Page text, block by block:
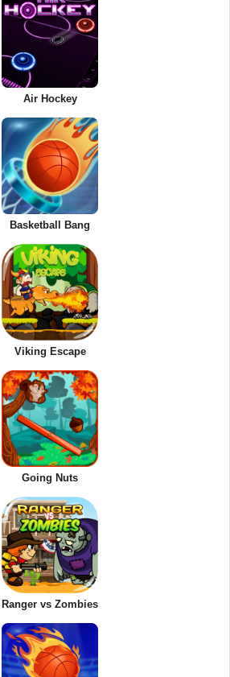
Air Hockey
Basketball Bang
Viking Escape
Going Nuts
Ranger vs Zombies